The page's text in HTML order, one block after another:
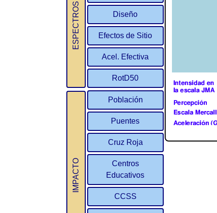
ESPECTROS Diseño
Efectos de Sitio
Acel. Efectiva
RotD50
IMPACTO
Población
Puentes
Cruz Roja
Centros
Educativos
CCSS